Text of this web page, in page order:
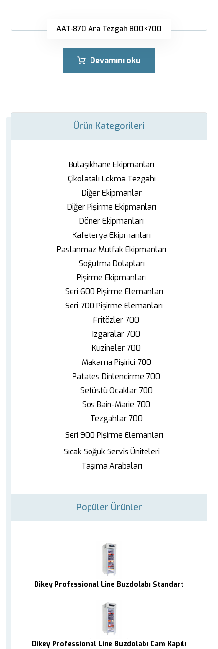
AAT-870 Ara Tezgah 800×700
Devamını oku
Ürün Kategorileri
Bulaşıkhane Ekipmanları
Çikolatalı Lokma Tezgahı
Diğer Ekipmanlar
Diğer Pişirme Ekipmanları
Döner Ekipmanları
Kafeterya Ekipmanları
Paslanmaz Mutfak Ekipmanları
Soğutma Dolapları
Pişirme Ekipmanları
Seri 600 Pişirme Elemanları
Seri 700 Pişirme Elemanları
Fritözler 700
Izgaralar 700
Kuzineler 700
Makarna Pişirici 700
Patates Dinlendirme 700
Setüstü Ocaklar 700
Sos Bain-Marie 700
Tezgahlar 700
Seri 900 Pişirme Elemanları
Sıcak Soğuk Servis Üniteleri
Taşıma Arabaları
Popüler Ürünler
Dikey Professional Line Buzdolabı Standart
Dikey Professional Line Buzdolabı Cam Kapılı